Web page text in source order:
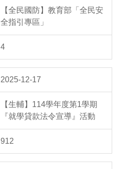
【全民國防】教育部「全民安
全指引專區」
4
2025-12-17
【生輔】114學年度第1學期
『就學貸款法令宣導』活動
912